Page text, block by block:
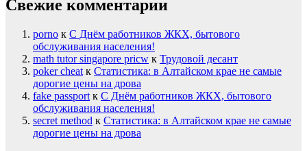
Свежие комментарии
porno к С Днём работников ЖКХ, бытового
обслуживания населения!
math tutor singapore pricw к Трудовой десант
poker cheat к Статистика: в Алтайском крае не самые
дорогие цены на дрова
fake passport к С Днём работников ЖКХ, бытового
обслуживания населения!
secret method к Статистика: в Алтайском крае не самые
дорогие цены на дрова